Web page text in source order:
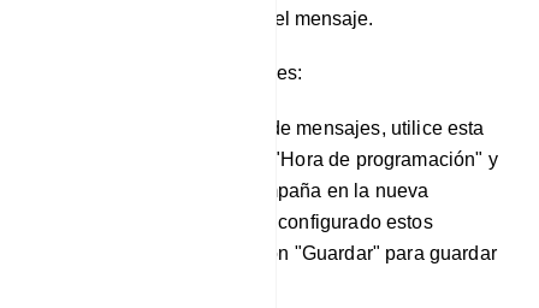
en la eliminación del mensaje.
Programar envío de mensajes:
Para programar la entrega de mensajes, utilice esta
sección para especificar la "Hora de programación" y
la "Zona horaria" de su campaña en la nueva
plantilla. Una vez que haya configurado estos
ajustes, haga clic en el botón "Guardar" para guardar